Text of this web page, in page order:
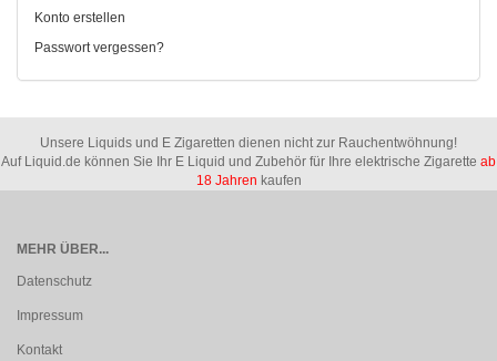
Konto erstellen
Passwort vergessen?
Unsere Liquids und E Zigaretten dienen nicht zur Rauchentwöhnung!
Auf Liquid.de können Sie Ihr E Liquid und Zubehör für Ihre elektrische Zigarette ab
18 Jahren kaufen
MEHR ÜBER...
Datenschutz
Impressum
Kontakt